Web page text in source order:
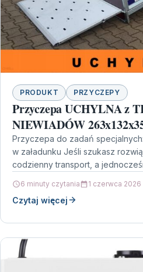
PRODUKT PRZYCZEPY
Przyczepa UCHYLNA z
NIEWIADÓW
Przyczepa do zadań
w załadunku Jeśli szukasz
codzienny transport, a
6 minuty czytania 1 czerwca 2026
Czytaj więcej